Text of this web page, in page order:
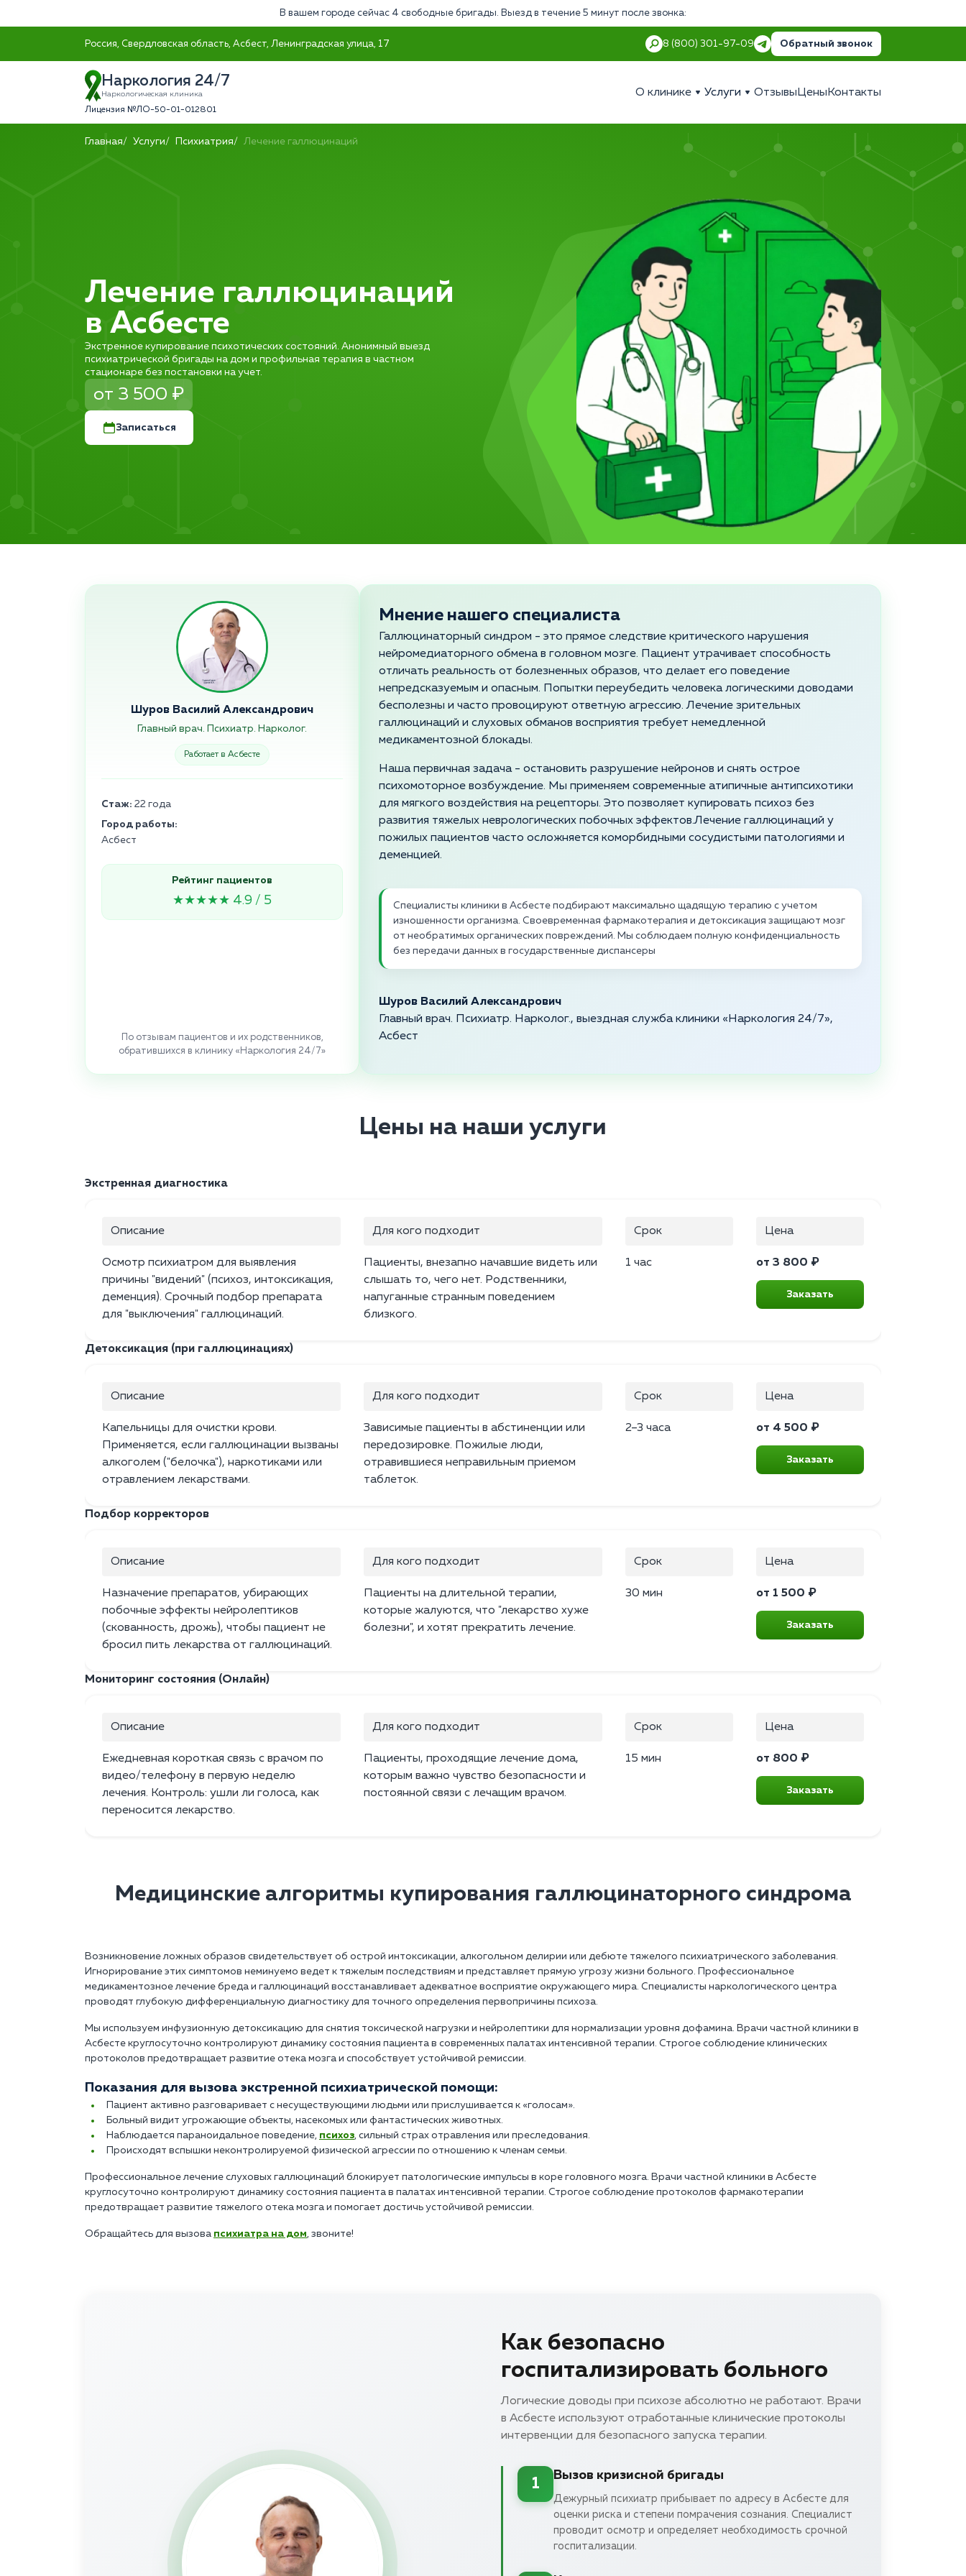
В вашем городе сейчас 4 свободные бригады. Выезд в течение 5 минут после звонка:
Россия, Свердловская область, Асбест, Ленинградская улица, 17 8 (800) 301-97-09 Обратный звонок
Наркология 24/7
Наркологическая клиника
Лицензия №ЛО-50-01-012801
О клинике Услуги Отзывы Цены Контакты
Главная Услуги Психиатрия Лечение галлюцинаций
Лечение галлюцинаций
в Асбесте
Экстренное купирование психотических состояний. Анонимный выезд
психиатрической бригады на дом и профильная терапия в частном
стационаре без постановки на учет.
от 3 500 ₽
Записаться
Шуров Василий Александрович
Главный врач. Психиатр. Нарколог.
Работает в Асбесте
Стаж: 22 года
Город работы:
Асбест
Рейтинг пациентов
★★★★★ 4.9 / 5
По отзывам пациентов и их родственников,
обратившихся в клинику «Наркология 24/7»
Мнение нашего специалиста
Галлюцинаторный синдром - это прямое следствие критического нарушения
нейромедиаторного обмена в головном мозге. Пациент утрачивает способность
отличать реальность от болезненных образов, что делает его поведение
непредсказуемым и опасным. Попытки переубедить человека логическими доводами
бесполезны и часто провоцируют ответную агрессию. Лечение зрительных
галлюцинаций и слуховых обманов восприятия требует немедленной
медикаментозной блокады.
Наша первичная задача - остановить разрушение нейронов и снять острое
психомоторное возбуждение. Мы применяем современные атипичные антипсихотики
для мягкого воздействия на рецепторы. Это позволяет купировать психоз без
развития тяжелых неврологических побочных эффектов.Лечение галлюцинаций у
пожилых пациентов часто осложняется коморбидными сосудистыми патологиями и
деменцией.
Специалисты клиники в Асбесте подбирают максимально щадящую терапию с учетом
изношенности организма. Своевременная фармакотерапия и детоксикация защищают мозг
от необратимых органических повреждений. Мы соблюдаем полную конфиденциальность
без передачи данных в государственные диспансеры
Шуров Василий Александрович
Главный врач. Психиатр. Нарколог., выездная служба клиники «Наркология 24/7»,
Асбест
Цены на наши услуги
Экстренная диагностика
Описание
Осмотр психиатром для выявления
причины "видений" (психоз, интоксикация,
деменция). Срочный подбор препарата
для "выключения" галлюцинаций.
Для кого подходит
Пациенты, внезапно начавшие видеть или
слышать то, чего нет. Родственники,
напуганные странным поведением
близкого.
Срок
1 час
Цена
от 3 800 ₽
Заказать
Детоксикация (при галлюцинациях)
Описание
Капельницы для очистки крови.
Применяется, если галлюцинации вызваны
алкоголем ("белочка"), наркотиками или
отравлением лекарствами.
Для кого подходит
Зависимые пациенты в абстиненции или
передозировке. Пожилые люди,
отравившиеся неправильным приемом
таблеток.
Срок
2–3 часа
Цена
от 4 500 ₽
Заказать
Подбор корректоров
Описание
Назначение препаратов, убирающих
побочные эффекты нейролептиков
(скованность, дрожь), чтобы пациент не
бросил пить лекарства от галлюцинаций.
Для кого подходит
Пациенты на длительной терапии,
которые жалуются, что "лекарство хуже
болезни", и хотят прекратить лечение.
Срок
30 мин
Цена
от 1 500 ₽
Заказать
Мониторинг состояния (Онлайн)
Описание
Ежедневная короткая связь с врачом по
видео/телефону в первую неделю
лечения. Контроль: ушли ли голоса, как
переносится лекарство.
Для кого подходит
Пациенты, проходящие лечение дома,
которым важно чувство безопасности и
постоянной связи с лечащим врачом.
Срок
15 мин
Цена
от 800 ₽
Заказать
Медицинские алгоритмы купирования галлюцинаторного синдрома
Возникновение ложных образов свидетельствует об острой интоксикации, алкогольном делирии или дебюте тяжелого психиатрического заболевания.
Игнорирование этих симптомов неминуемо ведет к тяжелым последствиям и представляет прямую угрозу жизни больного. Профессиональное
медикаментозное лечение бреда и галлюцинаций восстанавливает адекватное восприятие окружающего мира. Специалисты наркологического центра
проводят глубокую дифференциальную диагностику для точного определения первопричины психоза.
Мы используем инфузионную детоксикацию для снятия токсической нагрузки и нейролептики для нормализации уровня дофамина. Врачи частной клиники в
Асбесте круглосуточно контролируют динамику состояния пациента в современных палатах интенсивной терапии. Строгое соблюдение клинических
протоколов предотвращает развитие отека мозга и способствует устойчивой ремиссии.
Показания для вызова экстренной психиатрической помощи:
Пациент активно разговаривает с несуществующими людьми или прислушивается к «голосам».
Больный видит угрожающие объекты, насекомых или фантастических животных.
Наблюдается параноидальное поведение, психоз, сильный страх отравления или преследования.
Происходят вспышки неконтролируемой физической агрессии по отношению к членам семьи.
Профессиональное лечение слуховых галлюцинаций блокирует патологические импульсы в коре головного мозга. Врачи частной клиники в Асбесте
круглосуточно контролируют динамику состояния пациента в палатах интенсивной терапии. Строгое соблюдение протоколов фармакотерапии
предотвращает развитие тяжелого отека мозга и помогает достичь устойчивой ремиссии.
Обращайтесь для вызова психиатра на дом, звоните!
Как безопасно
госпитализировать больного
Логические доводы при психозе абсолютно не работают. Врачи
в Асбесте используют отработанные клинические протоколы
интервенции для безопасного запуска терапии.
1
Вызов кризисной бригады
Дежурный психиатр прибывает по адресу в Асбесте для
оценки риска и степени помрачения сознания. Специалист
проводит осмотр и определяет необходимость срочной
госпитализации.